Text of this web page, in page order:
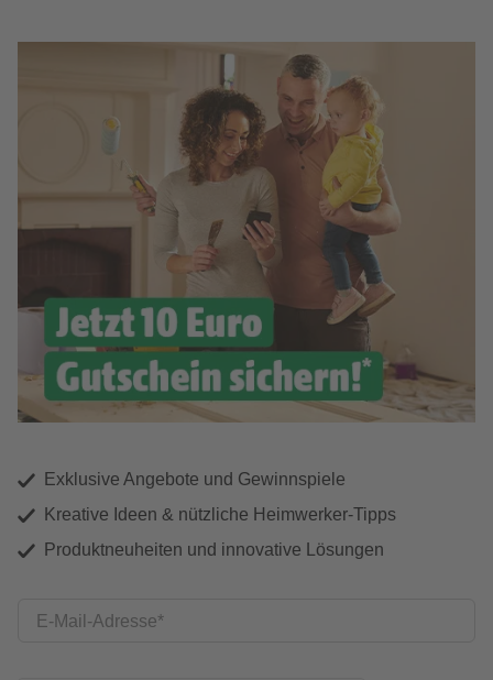
Exklusive Angebote und Gewinnspiele
Kreative Ideen & nützliche Heimwerker-Tipps
Produktneuheiten und innovative Lösungen
E-Mail-Adresse